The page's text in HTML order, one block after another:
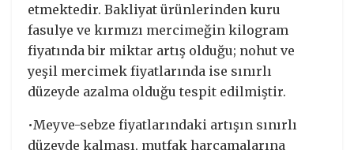
etmektedir. Bakliyat ürünlerinden kuru
fasulye ve kırmızı mercimeğin kilogram
fiyatında bir miktar artış olduğu; nohut ve
yeşil mercimek fiyatlarında ise sınırlı
düzeyde azalma olduğu tespit edilmiştir.
•Meyve-sebze fiyatlarındaki artışın sınırlı
düzeyde kalması, mutfak harcamalarına